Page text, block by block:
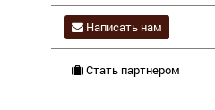
Написать нам
Стать партнером